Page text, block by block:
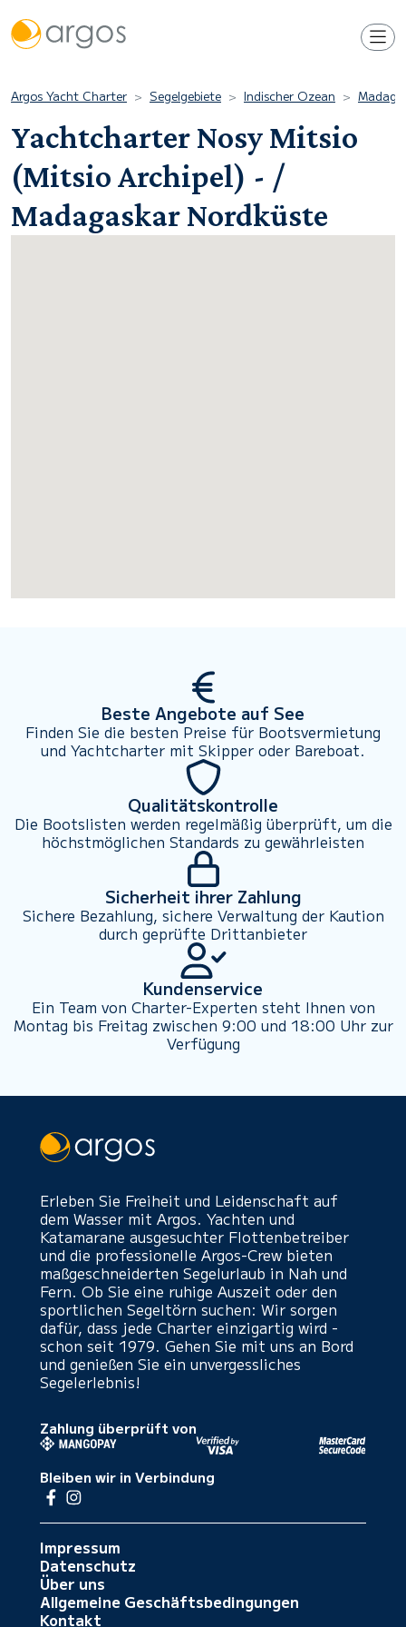
Argos Yacht Charter Segelgebiete Indischer Ozean
Yachtcharter Nosy Mitsio
(Mitsio Archipel) - /
Madagaskar Nordküste
Beste Angebote auf See
Finden Sie die besten Preise für Bootsvermietung
und Yachtcharter mit Skipper oder Bareboat.
Qualitätskontrolle
Die Bootslisten werden regelmäßig überprüft, um die
höchstmöglichen Standards zu gewährleisten
Sicherheit ihrer Zahlung
Sichere Bezahlung, sichere Verwaltung der Kaution
durch geprüfte Drittanbieter
Kundenservice
Ein Team von Charter-Experten steht Ihnen von
Montag bis Freitag zwischen 9:00 und 18:00 Uhr zur
Verfügung
Erleben Sie Freiheit und Leidenschaft auf
dem Wasser mit Argos. Yachten und
Katamarane ausgesuchter Flottenbetreiber
und die professionelle Argos-Crew bieten
maßgeschneiderten Segelurlaub in Nah und
Fern. Ob Sie eine ruhige Auszeit oder den
sportlichen Segeltörn suchen: Wir sorgen
dafür, dass jede Charter einzigartig wird -
schon seit 1979. Gehen Sie mit uns an Bord
und genießen Sie ein unvergessliches
Segelerlebnis!
Zahlung überprüft von
Bleiben wir in Verbindung
Impressum
Datenschutz
Über uns
Allgemeine Geschäftsbedingungen
Kontakt